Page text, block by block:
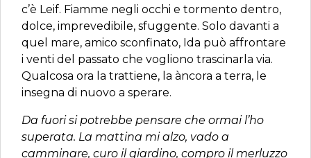
c’è Leif. Fiamme negli occhi e tormento dentro,
dolce, imprevedibile, sfuggente. Solo davanti a
quel mare, amico sconfinato, Ida può affrontare
i venti del passato che vogliono trascinarla via.
Qualcosa ora la trattiene, la àncora a terra, le
insegna di nuovo a sperare.
Da fuori si potrebbe pensare che ormai l’ho
superata. La mattina mi alzo, vado a
camminare, curo il giardino, compro il merluzzo